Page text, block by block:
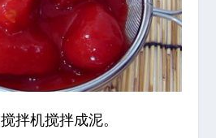
拌机搅拌成泥。